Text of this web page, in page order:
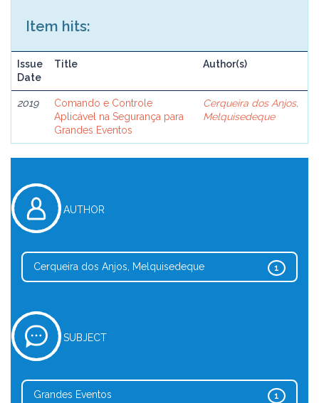
Item hits:
Issue
Date
Title Author(s)
2019
Comando e Controle
Aplicável na Segurança para
Grandes Eventos
Cerqueira dos Anjos,
Melquisedeque
AUTHOR
1
Cerqueira dos Anjos, Melquisedeque
SUBJECT
1
Grandes Eventos